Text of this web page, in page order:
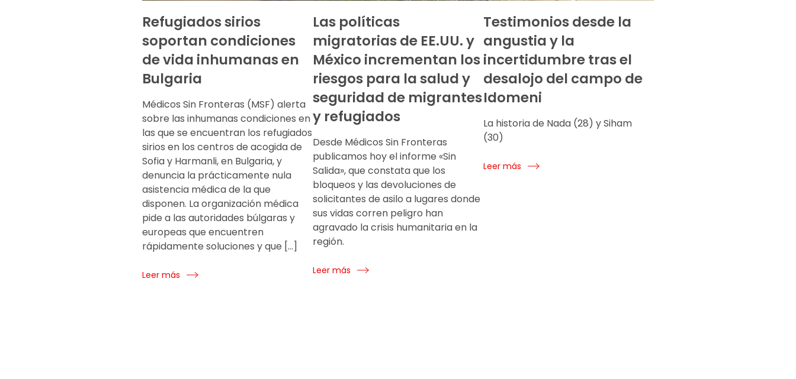
Refugiados sirios
soportan condiciones
de vida inhumanas en
Bulgaria
Médicos Sin Fronteras (MSF) alerta
sobre las inhumanas condiciones en
las que se encuentran los refugiados
sirios en los centros de acogida de
Sofia y Harmanli, en Bulgaria, y
denuncia la prácticamente nula
asistencia médica de la que
disponen. La organización médica
pide a las autoridades búlgaras y
europeas que encuentren
rápidamente soluciones y que […]
Leer más
Las políticas
migratorias de EE.UU. y
México incrementan los
riesgos para la salud y
seguridad de migrantes
y refugiados
Desde Médicos Sin Fronteras
publicamos hoy el informe «Sin
Salida», que constata que los
bloqueos y las devoluciones de
solicitantes de asilo a lugares donde
sus vidas corren peligro han
agravado la crisis humanitaria en la
región.
Leer más
Testimonios desde la
angustia y la
incertidumbre tras el
desalojo del campo de
Idomeni
La historia de Nada (28) y Siham
(30)
Leer más